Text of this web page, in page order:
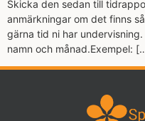
Skicka den sedan till
anmärkningar om det finns
gärna tid ni har
namn och månad.Exempel: